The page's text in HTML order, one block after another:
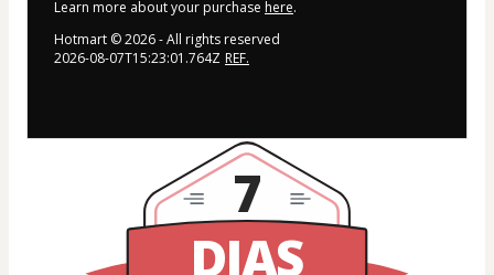
Learn more about your purchase here.
Hotmart ©2026- All rights reserved
2026-08-07T15:23:01.764Z REF.
DIAS
7